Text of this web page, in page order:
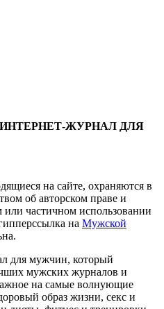
ИНТЕРНЕТ-ЖУРНАЛ ДЛЯ
на сайте, охраняются в
об авторском праве и
частичном использовании
на Мужской
для мужчин, который
мужских журналов и
на самые волнующие
образ жизни, секс и